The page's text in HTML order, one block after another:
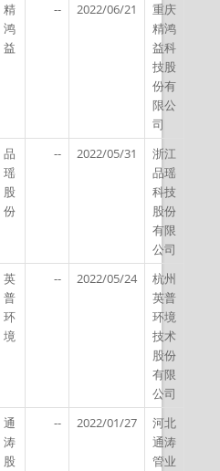
精
鸿
益
-- 2022/06/21
重庆
精鸿
益科
技股
份有
限公
司
品
瑶
股
份
-- 2022/05/31
浙江
品瑶
科技
股份
有限
公司
英
普
环
境
-- 2022/05/24
杭州
英普
环境
技术
股份
有限
公司
通
涛
股
-- 2022/01/27
河北
通涛
管业